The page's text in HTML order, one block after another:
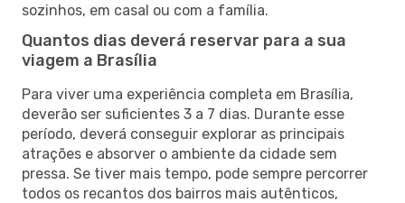
sozinhos, em casal ou com a família.
Quantos dias deverá reservar para a sua
viagem a Brasília
Para viver uma experiência completa em Brasília,
deverão ser suficientes 3 a 7 dias. Durante esse
período, deverá conseguir explorar as principais
atrações e absorver o ambiente da cidade sem
pressa. Se tiver mais tempo, pode sempre percorrer
todos os recantos dos bairros mais autênticos,